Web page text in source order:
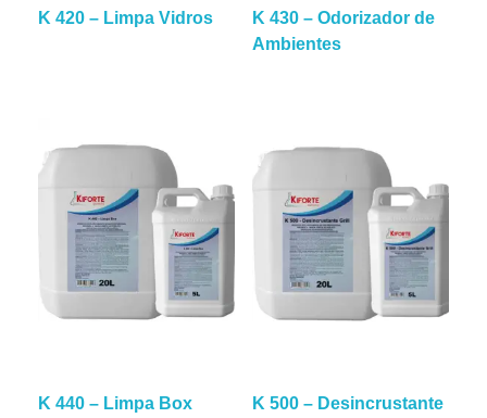
K 420 – Limpa Vidros
K 430 – Odorizador de
Ambientes
K 440 – Limpa Box
K 500 – Desincrustante